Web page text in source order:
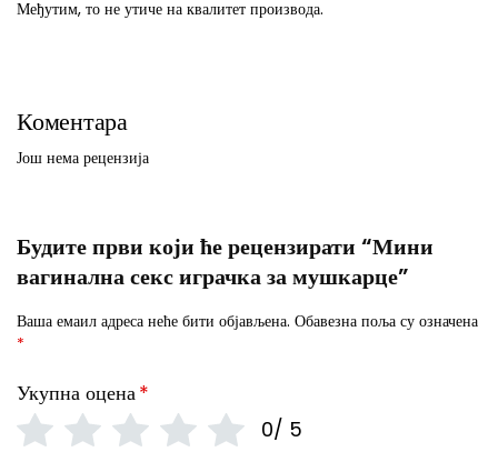
Међутим, то не утиче на квалитет производа.
Коментара
Још нема рецензија
Будите први који ће рецензирати “Мини
вагинална секс играчка за мушкарце”
Ваша емаил адреса неће бити објављена. Обавезна поља су означена
*
Укупна оцена*
0/ 5